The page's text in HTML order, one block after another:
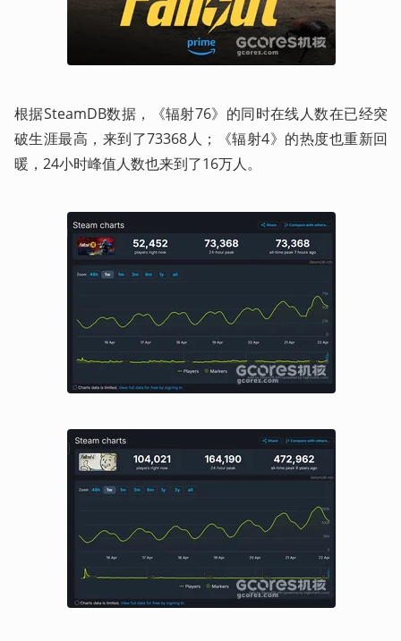
根据SteamDB数据，《辐射76》的同时在线人数在已经突
破生涯最高，来到了73368人；《辐射4》的热度也重新回
暖，24小时峰值人数也来到了16万人。